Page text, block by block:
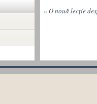
« O nouă lecție